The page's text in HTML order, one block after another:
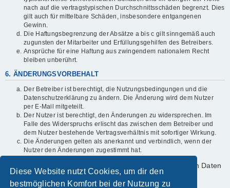
Diese Website nutzt Cookies, um dir den
bestmöglichen Komfort bei der Nutzung zu
nach auf die vertragstypischen Durchschnittsschäden begrenzt. Dies
gilt auch für mittelbare Schäden, insbesondere entgangenen
Gewinn.
Die Haftungsbegrenzung der Absätze a bis c gilt sinngemäß auch
zugunsten der Mitarbeiter und Erfüllungsgehilfen des Betreibers.
Ansprüche für eine Haftung aus zwingendem nationalem Recht
bleiben unberührt.
6. ÄNDERUNGSVORBEHALT
Der Betreiber ist berechtigt, die Nutzungsbedingungen und die
Datenschutzerklärung zu ändern. Die Änderung wird dem Nutzer
per E-Mail mitgeteilt.
Der Nutzer ist berechtigt, den Änderungen zu widersprechen. Im
Falle des Widerspruchs erlischt das zwischen dem Betreiber und
dem Nutzer bestehende Vertragsverhältnis mit sofortiger Wirkung.
Die Änderungen gelten als anerkannt und verbindlich, wenn der
Nutzer den Änderungen zugestimmt hat.
Informationen über den Umgang mit deinen persönlichen Daten
sind in der Datenschutzerklärung enthalten.